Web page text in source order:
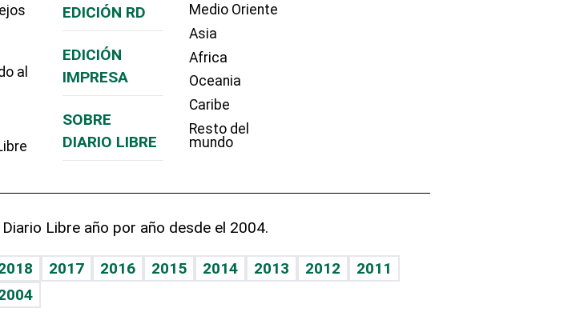
al
EDICIÓN RD
EDICIÓN
IMPRESA
SOBRE
DIARIO LIBRE
Medio Oriente
Asia
Africa
Oceania
Caribe
Resto del
mundo
Libre año por año desde el 2004.
2017 2016 2015 2014 2013 2012
2011